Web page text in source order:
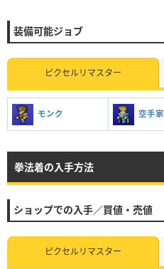
装備可能ジョブ
ピクセルリマスター
モンク 空手家
拳法着の入手方法
ショップでの入手／買値・売値
ピクセルリマスター